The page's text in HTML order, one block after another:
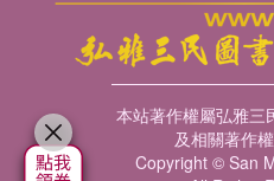
本站著作權屬弘雅三
及相關著作
Copyright © San